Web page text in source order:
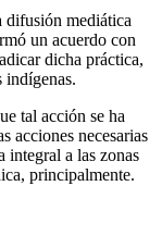
difusión mediática
un acuerdo con
dicha práctica,
indígenas.
tal acción se ha
acciones necesarias
integral a las zonas
principalmente.